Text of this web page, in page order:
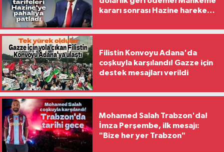
kararı sonrası Hazine harekete
Filistin Konvoyu Adana'da
coşkuyla karşılandı! Gazze için
destek mesajları verildi
Mohamed Salah Trabzon'da!
İmza Perşembe, ilk mesajı:
"Bize her yer Trabzon"